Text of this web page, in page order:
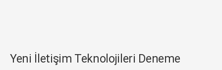
Yeni İletişim Teknolojileri Deneme